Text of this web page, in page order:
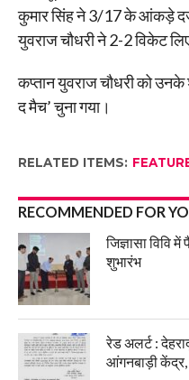
कुमार सिंह ने 3/17 के आंकड़े
युवराज चौधरी ने 2-2 विकेट
कप्तान युवराज चौधरी को
द मैच’ चुना गया।
RELATED ITEMS:
RECOMMENDED FOR
जिज्ञासा विवि
शुभारंभ
रेड अलर्ट :
आंगनबाड़ी केंद्र,